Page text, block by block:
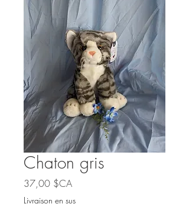
Chaton gris
37,00 $CAPrix
Livraison en sus